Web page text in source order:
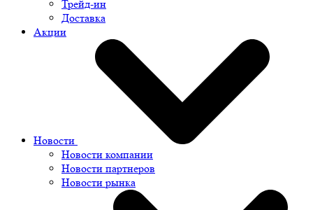
Трейд-ин
Доставка
Акции
Новости
Новости компании
Новости партнеров
Новости рынка